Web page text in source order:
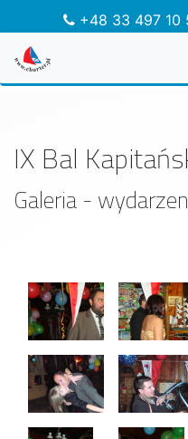
+48 33 497 10
IX Bal
Galeria -